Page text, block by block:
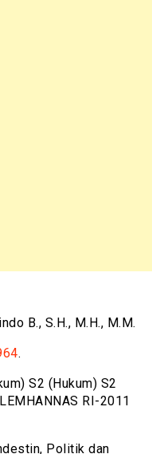
B., S.H., M.H., M.M.
.
S2 (Hukum) S2
RI-2011
Politik dan